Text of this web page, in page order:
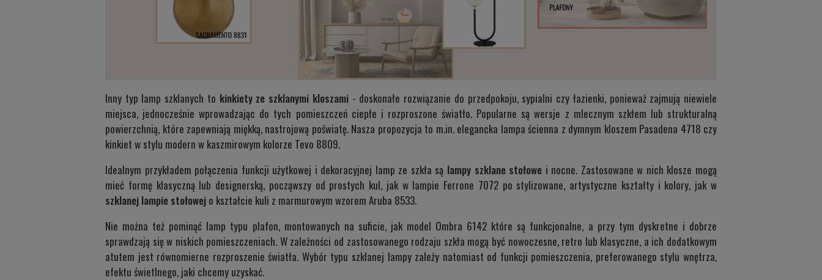
Inny typ lamp szklanych to kinkiety ze szklanymi kloszami- doskonałe rozwiązanie do przedpokoju, sypialni czy łazienki, ponieważ zajmują niewiele
miejsca, jednocześnie wprowadzając do tych pomieszczeń ciepłe i rozproszone światło. Popularne są wersje z mlecznym szkłem lub strukturalną
powierzchnią, które zapewniają miękką, nastrojową poświatę. Nasza propozycja to m.in. elegancka lampa ścienna z dymnym kloszem Pasadena 4718 czy
kinkiet w stylu modern w kaszmirowym kolorze Tevo 8809.
Idealnym przykładem połączenia funkcji użytkowej i dekoracyjnej lamp ze szkła są lampy szklane stołowe i nocne. Zastosowane w nich klosze mogą
mieć formę klasyczną lub designerską, począwszy od prostych kul, jak w lampie Ferrone 7072po stylizowane, artystyczne kształty i kolory, jak w
szklanej lampie stołowej o kształcie kuli z marmurowym wzorem Aruba 8533.
Nie można też pominąć lamp typu plafon, montowanych na suficie, jak model Ombra 6142 które są funkcjonalne, a przy tym dyskretne i dobrze
sprawdzają się w niskich pomieszczeniach. W zależności od zastosowanego rodzaju szkła mogą być nowoczesne, retro lub klasyczne, a ich dodatkowym
atutem jest równomierne rozproszenie światła. Wybór typu szklanej lampy zależy natomiast od funkcji pomieszczenia, preferowanego stylu wnętrza,
efektu świetlnego, jaki chcemy uzyskać.